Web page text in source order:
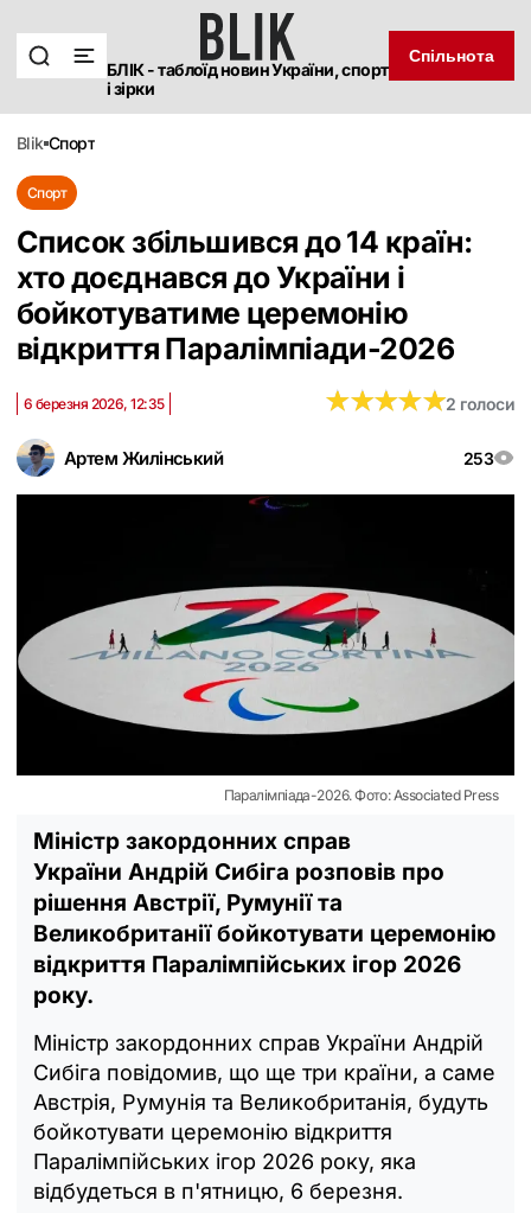
БЛІК - таблоїд новин України, спорт
і зірки
Спільнота
blik спорт
Спорт
Список збільшився до 14 країн:
хто доєднався до України і
бойкотуватиме церемонію
відкриття Паралімпіади-2026
Артем Жилінський 253
6 березня 2026, 12:35 ★★★★★
★★★★★2 голоси
Паралімпіада-2026. Фото: Associated Press
Міністр закордонних справ
України Андрій Сибіга розповів про
рішення Австрії, Румунії та
Великобританії бойкотувати церемонію
відкриття Паралімпійських ігор 2026
року.
Міністр закордонних справ України Андрій
Сибіга повідомив, що ще три країни, а саме
Австрія, Румунія та Великобританія, будуть
бойкотувати церемонію відкриття
Паралімпійських ігор 2026 року, яка
відбудеться в п'ятницю, 6 березня.